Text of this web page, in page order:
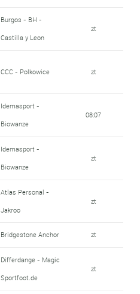
Burgos - BH -
Castilla y Leon
zt
CCC - Polkowice zt
Idemasport -
Biowanze
08:07
Idemasport -
Biowanze
zt
Atlas Personal -
Jakroo
zt
Bridgestone Anchor zt
Differdange - Magic
Sportfoot.de
zt